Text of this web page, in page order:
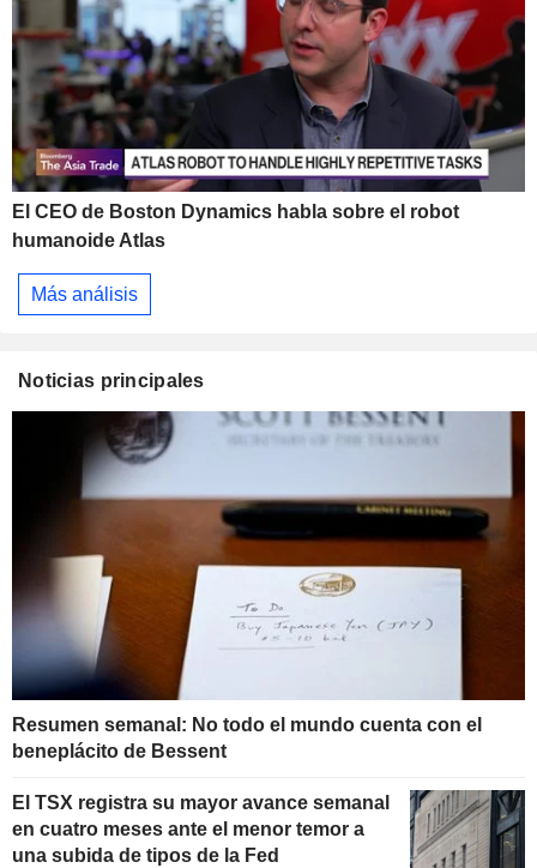
El CEO de Boston Dynamics habla sobre el robot
humanoide Atlas
Más análisis
Noticias principales
Resumen semanal: No todo el mundo cuenta con el
beneplácito de Bessent
El TSX registra su mayor avance semanal
en cuatro meses ante el menor temor a
una subida de tipos de la Fed